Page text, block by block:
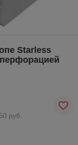
Starless
руб.